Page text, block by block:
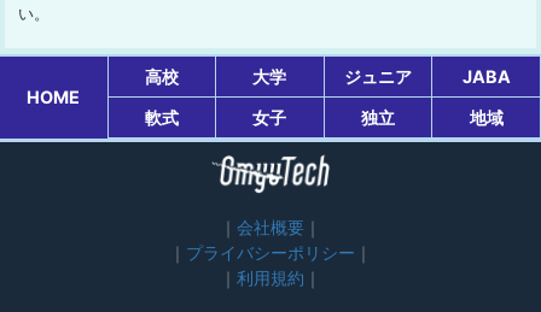
い。
HOME
高校 大学 ジュニア
JABA
軟式
女子 独立 地域
会社概要
プライバシーポリシー
利用規約